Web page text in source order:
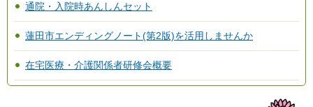
通院・入院時あんしんセット
蓮田市エンディングノート(第2版)を活用しませんか
在宅医療・介護関係者研修会概要